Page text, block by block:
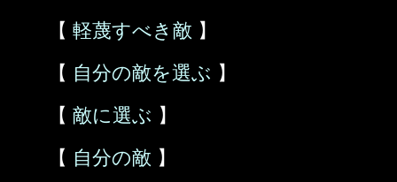
【 軽蔑すべき敵 】
【 自分の敵を選ぶ 】
【 敵に選ぶ 】
【 自分の敵 】